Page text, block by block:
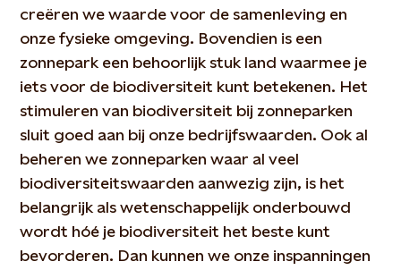
creëren we waarde voor de samenleving en
onze fysieke omgeving. Bovendien is een
zonnepark een behoorlijk stuk land waarmee je
iets voor de biodiversiteit kunt betekenen. Het
stimuleren van biodiversiteit bij zonneparken
sluit goed aan bij onze bedrijfswaarden. Ook al
beheren we zonneparken waar al veel
biodiversiteitswaarden aanwezig zijn, is het
belangrijk als wetenschappelijk onderbouwd
wordt hóé je biodiversiteit het beste kunt
bevorderen. Dan kunnen we onze inspanningen